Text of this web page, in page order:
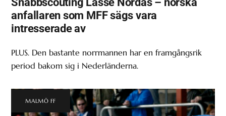
anfallaren som MFF sägs vara
intresserade av
PLUS. Den bastante norrmannen har en framgångsrik
period bakom sig i Nederländerna.
MALMÖ FF